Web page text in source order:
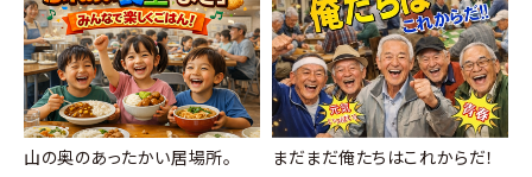
山の奥のあったかい居場所。 まだまだ俺たちはこれからだ！